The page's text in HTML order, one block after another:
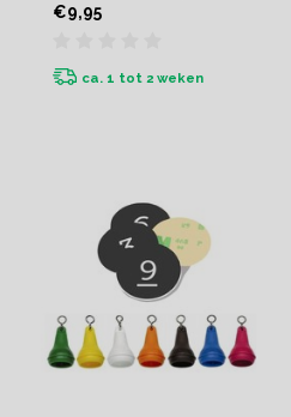
€9,95
ca. 1 tot 2 weken